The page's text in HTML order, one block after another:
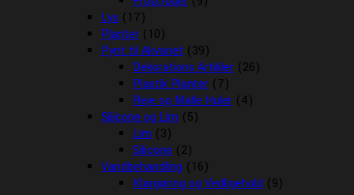
Lys (17)
Planter (10)
Pynt til Akvariet (39)
Dekorations Artikler (26)
Plastik Planter (7)
Reje og Malle Huler (4)
Silicone og Lim (5)
Lim (3)
Silicone (2)
Vandbehandling (16)
Klargøring og Vedligehold (9)